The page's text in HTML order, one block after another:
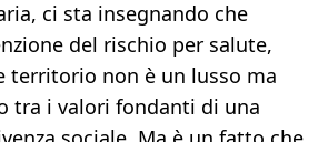
ci sta insegnando che
del rischio per salute,
territorio non è un lusso ma
tra i valori fondanti di una